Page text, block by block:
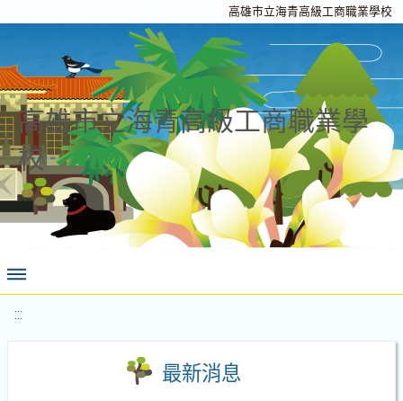
高雄市立海青高級工商職業學校
高雄市立海青高級工商職業學
校
:::
最新消息